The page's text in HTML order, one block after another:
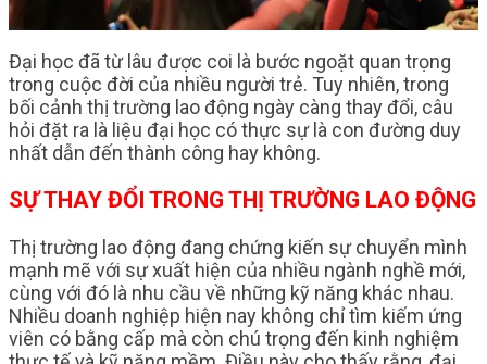
Đại học đã từ lâu được coi là bước ngoặt quan trọng
trong cuộc đời của nhiều người trẻ. Tuy nhiên, trong
bối cảnh thị trường lao động ngày càng thay đổi, câu
hỏi đặt ra là liệu đại học có thực sự là con đường duy
nhất dẫn đến thành công hay không.
SỰ THAY ĐỔI TRONG THỊ TRƯỜNG LAO ĐỘNG
Thị trường lao động đang chứng kiến sự chuyển mình
mạnh mẽ với sự xuất hiện của nhiều ngành nghề mới,
cùng với đó là nhu cầu về những kỹ năng khác nhau.
Nhiều doanh nghiệp hiện nay không chỉ tìm kiếm ứng
viên có bằng cấp mà còn chú trọng đến kinh nghiệm